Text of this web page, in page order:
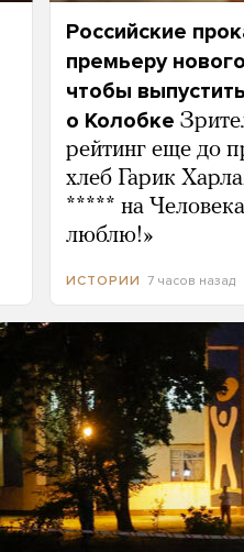
Российские
премьеру
чтобы
о Колобке
рейтинг еще до
хлеб Гарик
***** на
люблю!»
ИСТОРИИ 7 часов назад